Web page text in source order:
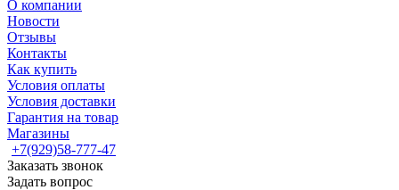
О компании
Новости
Отзывы
Контакты
Как купить
Условия оплаты
Условия доставки
Гарантия на товар
Магазины
+7(929)58-777-47
Заказать звонок
Задать вопрос